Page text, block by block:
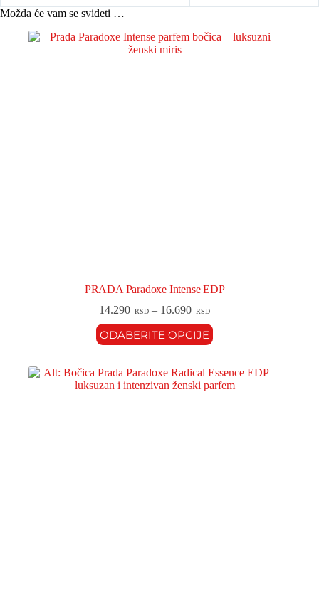
Možda će vam se svideti …
PRADA Paradoxe Intense EDP
14.290 RSD – 16.690 RSD
ODABERITE OPCIJE